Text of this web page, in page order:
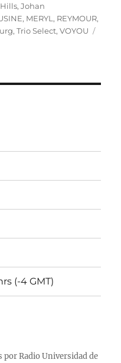
,Johan
, MERYL , REYMOUR,
,Trio Select,VOYOU
(-4 GMT)
por Radio Universidad de